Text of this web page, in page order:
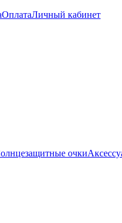
ОплатаЛичный кабинет
очки